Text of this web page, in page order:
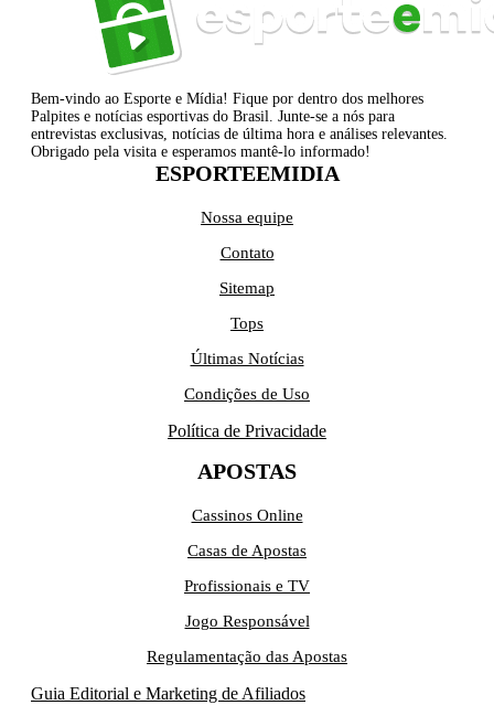
Bem-vindo ao Esporte e Mídia! Fique por dentro dos melhores
Palpites e notícias esportivas do Brasil. Junte-se a nós para
entrevistas exclusivas, notícias de última hora e análises relevantes.
Obrigado pela visita e esperamos mantê-lo informado!
ESPORTEEMIDIA
Nossa equipe
Contato
Sitemap
Tops
Últimas Notícias
Condições de Uso
Política de Privacidade
APOSTAS
Cassinos Online
Casas de Apostas
Profissionais e TV
Jogo Responsável
Regulamentação das Apostas
Guia Editorial e Marketing de Afiliados